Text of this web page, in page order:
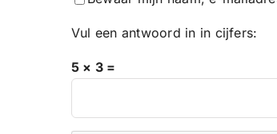
Vul een antwoord in in cijfers:
5 × 3 =